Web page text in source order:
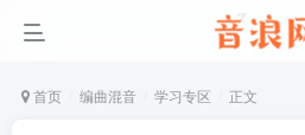
首页 编曲混音 学习专区 正文